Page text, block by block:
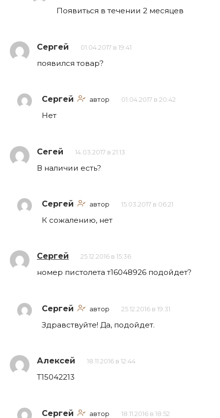
Появиться в течении 2 месяцев
Сергей 01.04.2017 в 19:41
появился товар?
Сергей автор 01.04.2017 в 20:42
Нет
Сегей 14.03.2017 в 21:13
В наличии есть?
Сергей автор 15.03.2017 в 06:21
К сожалению, нет
Сергей 25.12.2016 в 15:36
номер пистолета т16048926 подойдет?
Сергей автор 25.12.2016 в 19:31
Здравствуйте! Да, подойдет.
Алексей 18.11.2016 в 12:44
Т15042213
Сергей автор 18.11.2016 в 18:52